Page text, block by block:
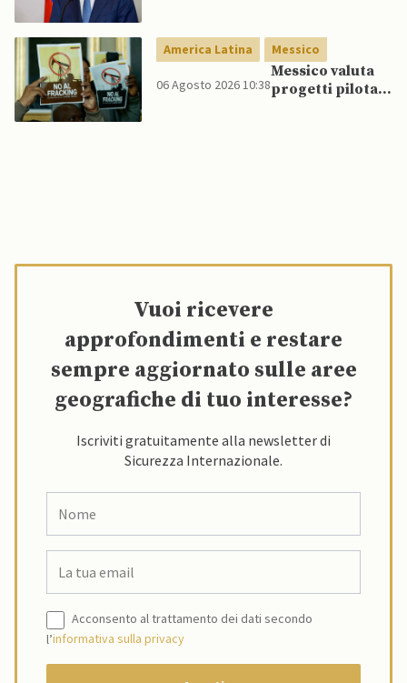
per rafforzare la
sicurezza
America Latina Messico
06 Agosto 2026 10:38
Messico valuta
progetti pilota
Vuoi ricevere
approfondimenti e restare
sempre aggiornato sulle aree
geografiche di tuo interesse?
Iscriviti gratuitamente alla newsletter di
Sicurezza Internazionale.
Acconsento al trattamento dei dati secondo
l’informativa sulla privacy